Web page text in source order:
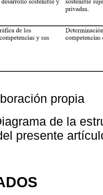
propia
de la
presente